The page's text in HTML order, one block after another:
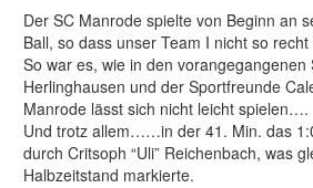
Der SC Manrode spielte von Beginn an
Ball, so dass unser Team I nicht so
So war es, wie in den vorangegangenen
Herlinghausen und der Sportfreunde
Manrode lässt sich nicht leicht spielen….
Und trotz allem……in der 41. Min. das
durch Critsoph “Uli” Reichenbach, was
Halbzeitstand markierte.